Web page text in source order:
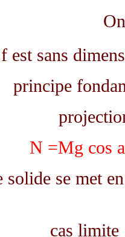
f est sans
principe
N =Mg cos a
solide se met
cas